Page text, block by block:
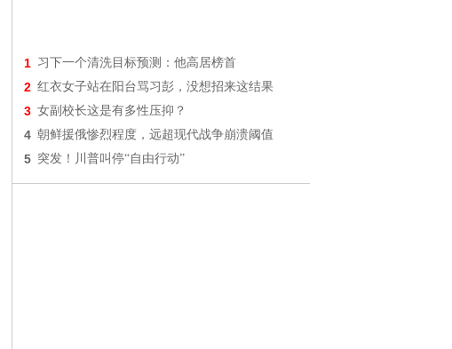
1 习下一个清洗目标预测：他高居榜首
2 红衣女子站在阳台骂习彭，没想招来这结果
3 女副校长这是有多性压抑？
4 朝鲜援俄惨烈程度，远超现代战争崩溃阈值
5 突发！川普叫停“自由行动”